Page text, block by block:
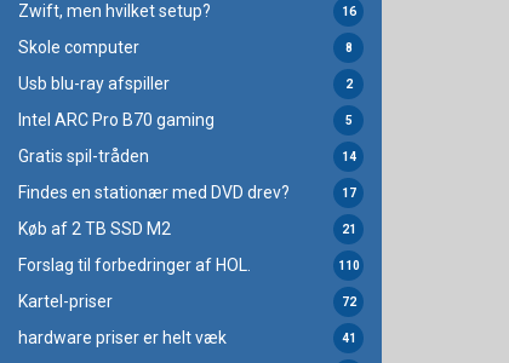
Zwift, men hvilket setup? 16
Skole computer 8
Usb blu-ray afspiller 2
Intel ARC Pro B70 gaming 5
Gratis spil-tråden 14
Findes en stationær med DVD drev? 17
Køb af 2 TB SSD M2 21
Forslag til forbedringer af HOL. 110
Kartel-priser 72
hardware priser er helt væk 41